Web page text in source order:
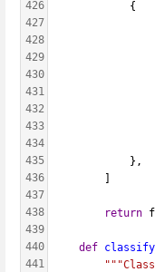
426
427
428
429
430
431
432
433
434
435
436
437
438
439
440
441
            {
            },
return
def